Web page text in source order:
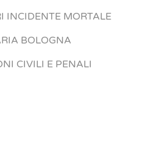
INCIDENTE MORTALE
BOLOGNA
CIVILI E PENALI